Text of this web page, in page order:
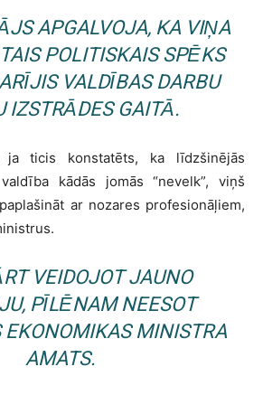
APGALVOJA, KA VIŅA
POLITISKAIS SPĒKS
VALDĪBAS DARBU
IZSTRĀDES GAITĀ.
ticis konstatēts, ka līdzšinējās
kādās jomās “nevelk”, viņš
ar nozares profesionāļiem,
VEIDOJOT JAUNO
PĪLĒNAM NEESOT
EKONOMIKAS MINISTRA
AMATS.